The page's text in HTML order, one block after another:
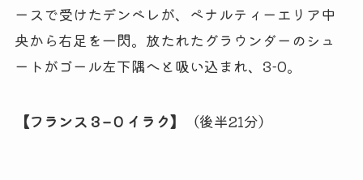
ースで受けたデンベレが、ペナルティーエリア中
央から右足を一閃。放たれたグラウンダーのシュ
ートがゴール左下隅へと吸い込まれ、3-0。
【フランス 3 – 0 イラク】 （後半21分）